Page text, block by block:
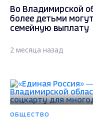
Во Владимирской
более детьми
семейную выплату
2 месяца назад
ОБЩЕСТВО